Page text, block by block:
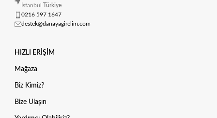
İstanbul
Türkiye
0216 597 1647
destek@danayagirelim.com
HIZLI ERIŞIM
Mağaza
Biz Kimiz?
Bize Ulaşın